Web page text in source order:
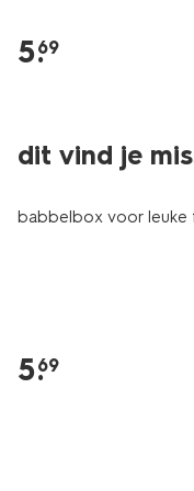
5.
69
dit vind je
babbelbox voor leuke
5.
69